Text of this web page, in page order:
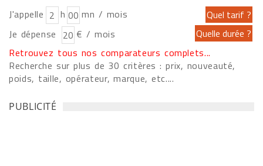
J'appelle h
mn / mois
Je dépense
€ / mois
Retrouvez tous nos comparateurs complets...
Recherche sur plus de 30 critères : prix, nouveauté,
poids, taille, opérateur, marque, etc....
PUBLICITÉ